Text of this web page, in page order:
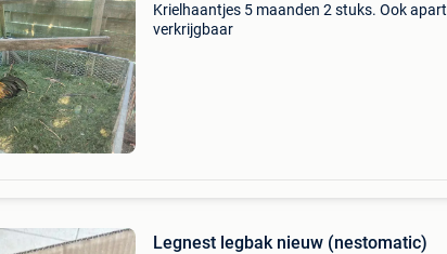
Krielhaantjes 5 maanden 2 stuks. Ook apart
verkrijgbaar
Legnest legbak nieuw (nestomatic)